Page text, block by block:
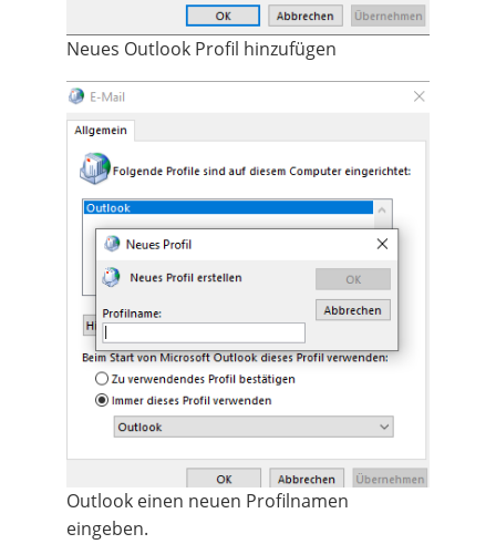
Neues Outlook Profil hinzufügen
Outlook einen neuen Profilnamen
eingeben.